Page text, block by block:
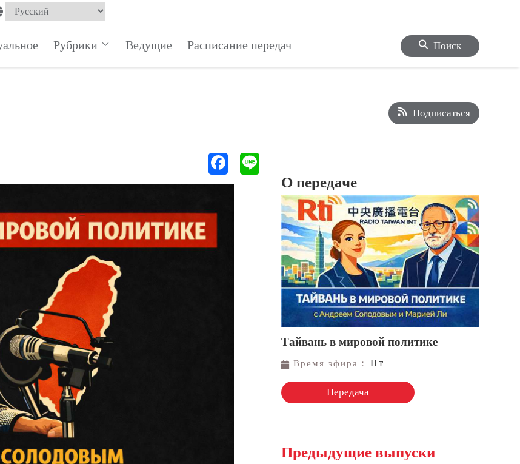
Рубрики Ведущие Расписание передач Поиск
Подписаться
О передаче
Тайвань в мировой политике
Время эфира： Пт
Передача
Предыдущие выпуски